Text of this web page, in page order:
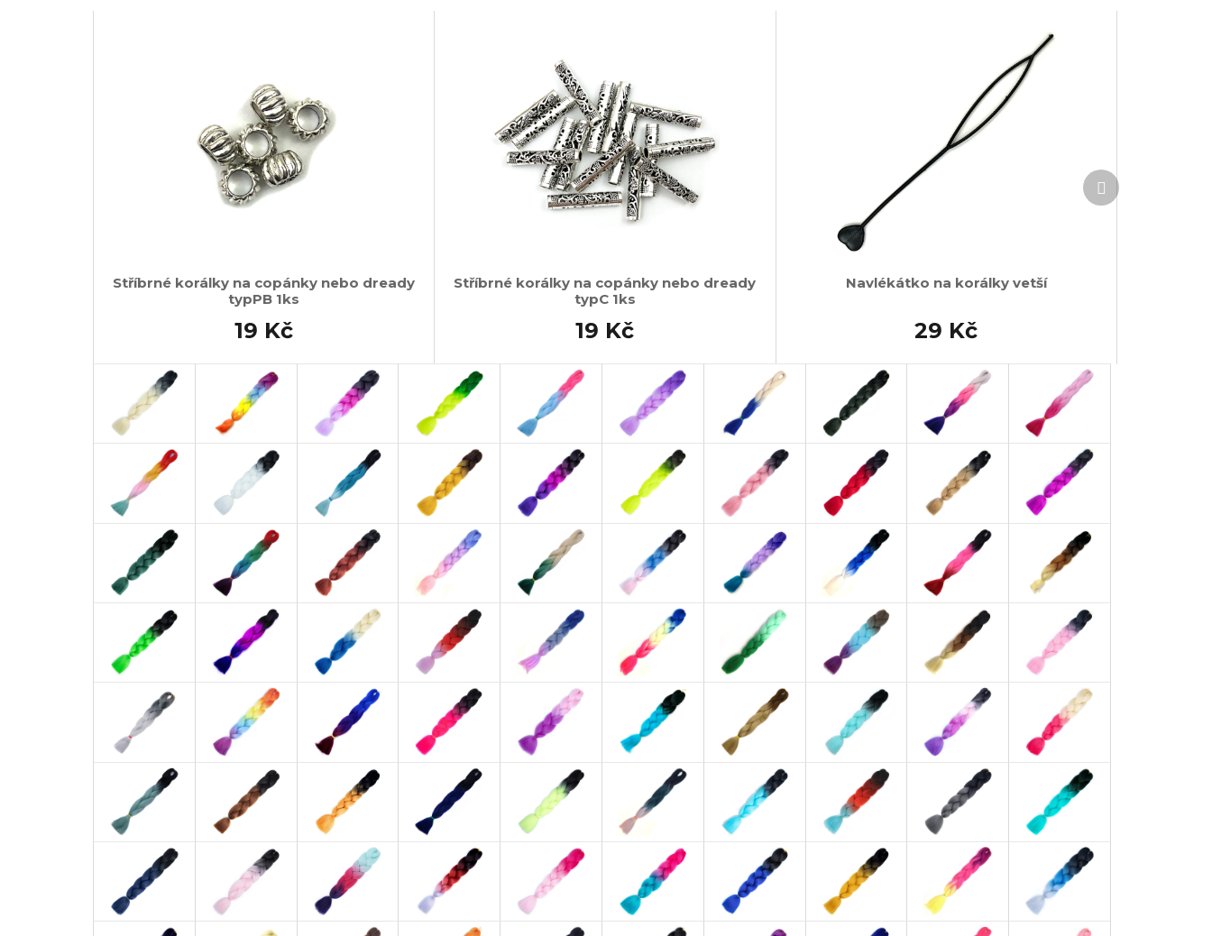
Stříbrné korálky na copánky nebo dready
typPB 1ks
19 Kč
Stříbrné korálky na copánky nebo dready
typC 1ks
19 Kč
Navlékátko na korálky vetší
29 Kč
Další
produkt